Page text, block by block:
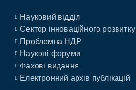
Науковий відділ
Сектор інноваційного розвитку
Проблемна НДР
Наукові форуми
Фахові видання
Електронний архів публікацій